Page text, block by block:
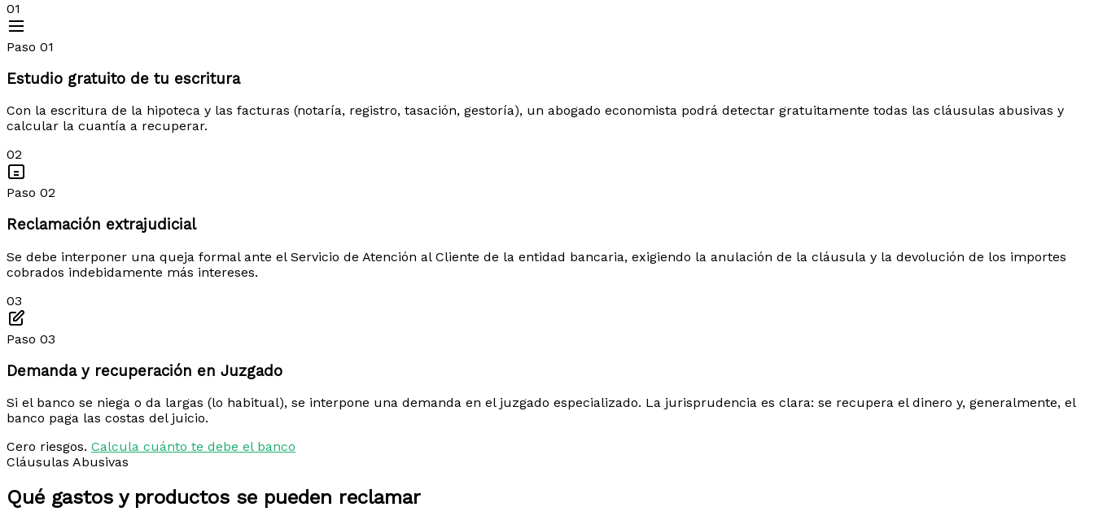
01
Paso 01
Estudio gratuito de tu escritura
Con la escritura de la hipoteca y las facturas (notaría, registro, tasación, gestoría), un abogado economista podrá detectar gratuitamente todas las cláusulas abusivas y
calcular la cuantía a recuperar.
02
Paso 02
Reclamación extrajudicial
Se debe interponer una queja formal ante el Servicio de Atención al Cliente de la entidad bancaria, exigiendo la anulación de la cláusula y la devolución de los importes
cobrados indebidamente más intereses.
03
Paso 03
Demanda y recuperación en Juzgado
Si el banco se niega o da largas (lo habitual), se interpone una demanda en el juzgado especializado. La jurisprudencia es clara: se recupera el dinero y, generalmente, el
banco paga las costas del juicio.
Cero riesgos. Calcula cuánto te debe el banco
Cláusulas Abusivas
Qué gastos y productos se pueden reclamar